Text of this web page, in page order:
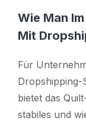
Wie Man
Mit
Für
Dropshipping-
bietet das
stabiles und